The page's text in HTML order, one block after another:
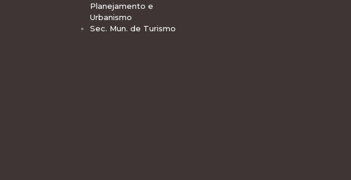
Planejamento e
Urbanismo
Sec. Mun. de Turismo